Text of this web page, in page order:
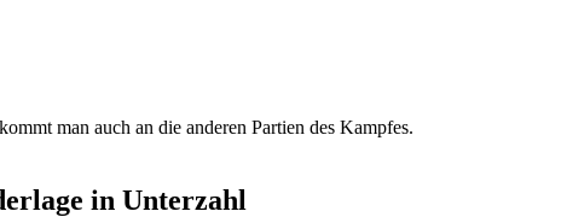
man auch an die anderen Partien des Kampfes.
in Unterzahl